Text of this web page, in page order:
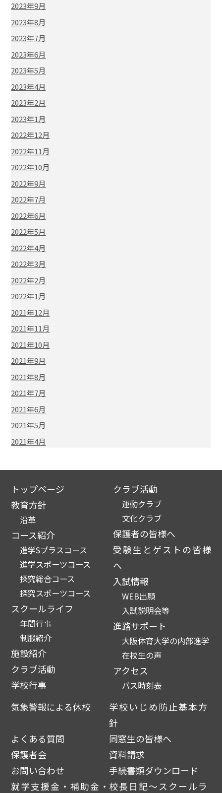
2023年9月
2023年8月
2023年7月
2023年6月
2023年5月
2023年4月
2023年2月
2023年1月
2022年12月
2022年11月
2022年10月
2022年9月
2022年7月
2022年6月
2022年5月
2022年4月
2022年3月
2022年2月
2022年1月
2021年12月
2021年11月
2021年10月
2021年9月
2021年8月
2021年7月
2021年6月
2021年5月
2021年4月
トップページ
教育方針
沿革
コース紹介
進学Sプラスコース
進学スポーツコース
探究総合コース
探究スポーツコース
スクールライフ
年間行事
制服紹介
施設紹介
クラブ活動
学校行事
クラブ活動
運動クラブ
文化クラブ
保護者の皆様へ
受験生とゲストの皆様
へ
入試情報
WEB出願
入試説明会等
進路サポート
大阪体育大学の内部進学
在校生の声
アクセス
バス時刻表
気象警報による休校
学校いじめ防止基本方
針
よくある質問
同窓生の皆様へ
保護者会
資料請求
お問い合わせ
手続書類ダウンロード
就学支援金・補助金・ 校長日記～スクールラ